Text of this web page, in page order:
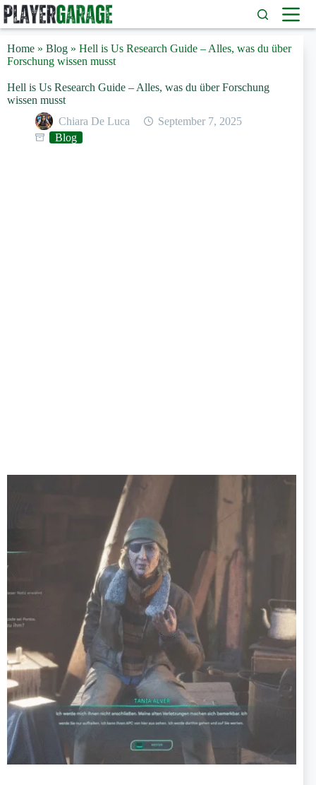
Zum
Inhalt
springen
Home » Blog » Hell is Us Research Guide – Alles, was du über
Forschung wissen musst
Hell is Us Research Guide – Alles, was du über Forschung
wissen musst
Chiara De Luca
September 7, 2025
Blog